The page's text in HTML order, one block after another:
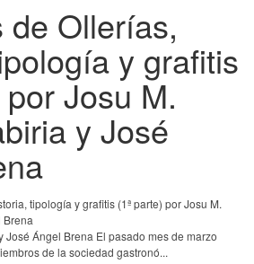
de Ollerías,
y grafitis
Josu M.
y José
José Ángel Brena El pasado mes de marzo
de la sociedad gastronó...